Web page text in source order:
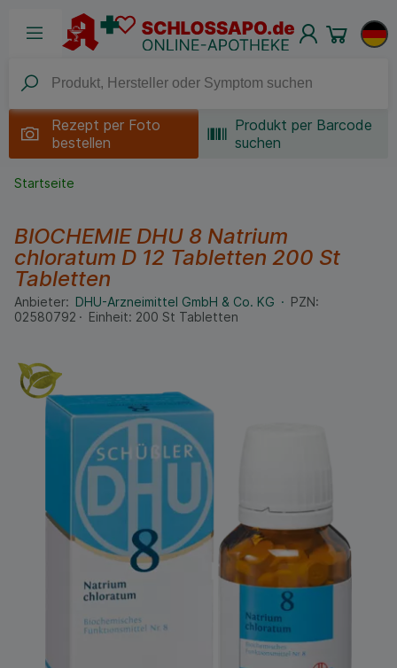
Rezept per Foto
bestellen
Produkt per Barcode
suchen
Startseite
BIOCHEMIE DHU 8 Natrium
chloratum D 12 Tabletten 200 St
Tabletten
Anbieter: DHU-Arzneimittel GmbH & Co. KG
PZN:
02580792
Einheit: 200 St Tabletten